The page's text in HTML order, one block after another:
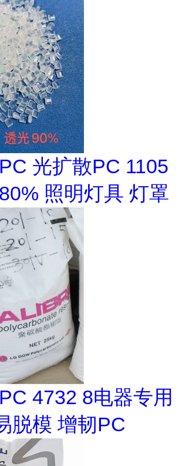
光扩散PC 1105
照明灯具 灯罩
4732 8电器专用
脱模 增韧PC